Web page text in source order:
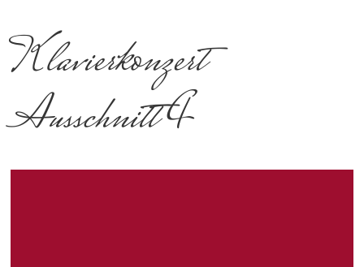
Klavierkonzert
Ausschnitt 4